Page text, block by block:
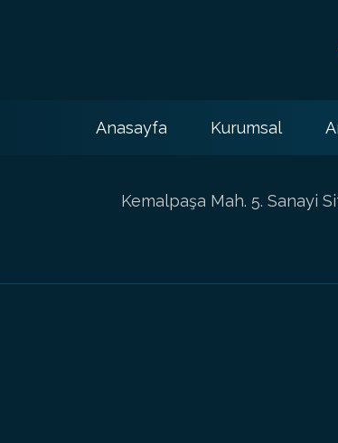
Anasayfa Kurumsal
Kemalpaşa Mah. 5. Sanayi